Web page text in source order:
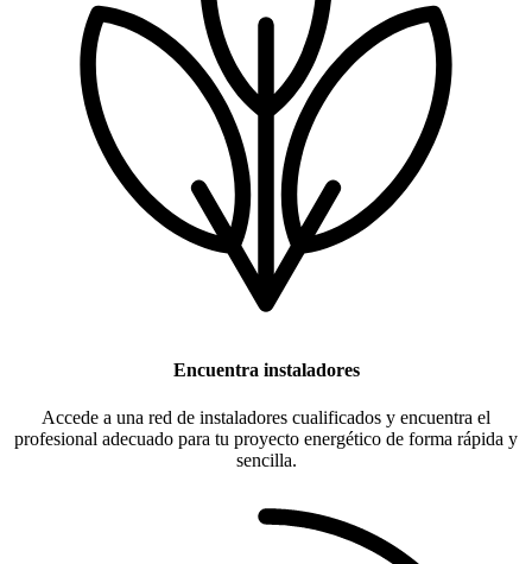
Encuentra instaladores
Accede a una red de instaladores cualificados y encuentra el
profesional adecuado para tu proyecto energético de forma rápida y
sencilla.